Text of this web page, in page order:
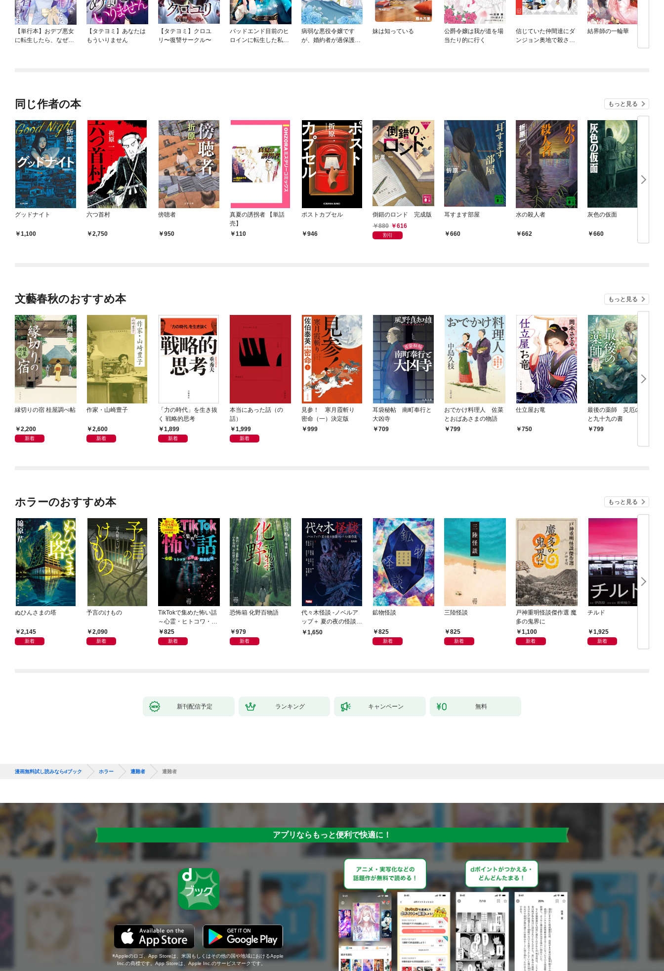
【単行本】おデブ悪女
に転生したら、なぜか
【タテヨミ】あなたは
もういりません
【タテヨミ】クロユ
リ〜復讐サークル〜
バッドエンド目前のヒ
ロインに転生した私、
病弱な悪役令嬢です
が、婚約者が過保護す
妹は知っている
公爵令嬢は我が道を場
当たり的に行く
信じていた仲間達にダ
ンジョン奥地で殺され
結界師の一輪華
同じ作者の本 もっと見る
グッドナイト
1,100
六つ首村
2,750
傍聴者
950
真夏の誘拐者 【単話
売】
110
ポストカプセル
946
倒錯のロンド 完成版
880
616
割引
耳すます部屋
660
水の殺人者
662
灰色の仮面
660
文藝春秋のおすすめ本 もっと見る
縁切りの宿 桂屋調べ帖
2,200
新着
作家・山崎豊子
2,600
新着
「力の時代」を生き抜
く 戦略的思考
1,899
新着
本当にあった話（の
話）
1,999
新着
見参！ 寒月霞斬り
密命（一）決定版
999
耳袋秘帖 南町奉行と
大凶寺
709
おでかけ料理人 佐菜
とおばあさまの物語
799
仕立屋お竜
750
最後の薬師 災厄の村
と九十九の書
799
ホラーのおすすめ本 もっと見る
ぬひんさまの塔
2,145
新着
予言のけもの
2,090
新着
TikTokで集めた怖い話
～心霊・ヒトコワ・不
思議・都市伝説～
825
新着
恐怖箱 化野百物語
979
新着
代々木怪談 -ノベルア
ップ＋ 夏の夜の怪談コ
ンテスト傑作選-
1,650
鉱物怪談
825
新着
三陸怪談
825
新着
戸神重明怪談傑作選 魔
多の鬼界に
1,100
新着
チルド
1,925
新着
新刊配信予定 ランキング キャンペーン 無料
漫画無料試し読みならdブック ホラー 遭難者 遭難者
アプリならもっと便利で快適に！
Appleのロゴ、App Storeは、米国もしくはその他の国や地域におけるApple
Inc.の商標です。App Storeは、Apple Inc.のサービスマークです。